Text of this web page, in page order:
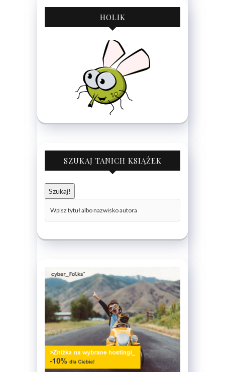
HOLIK
SZUKAJ TANICH KSIĄŻEK
Szukaj!